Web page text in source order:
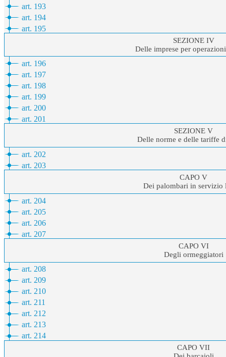
art. 193
art. 194
art. 195
SEZIONE IV
Delle imprese per
art. 196
art. 197
art. 198
art. 199
art. 200
art. 201
SEZIONE V
Delle norme e delle tariffe
art. 202
art. 203
CAPO V
Dei palombari in servizio
art. 204
art. 205
art. 206
art. 207
CAPO VI
Degli ormeggiatori
art. 208
art. 209
art. 210
art. 211
art. 212
art. 213
art. 214
CAPO VII